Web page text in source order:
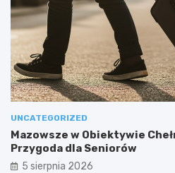
UNCATEGORIZED
Mazowsze w Obiektywie
Przygoda dla Seniorów
5 sierpnia 2026